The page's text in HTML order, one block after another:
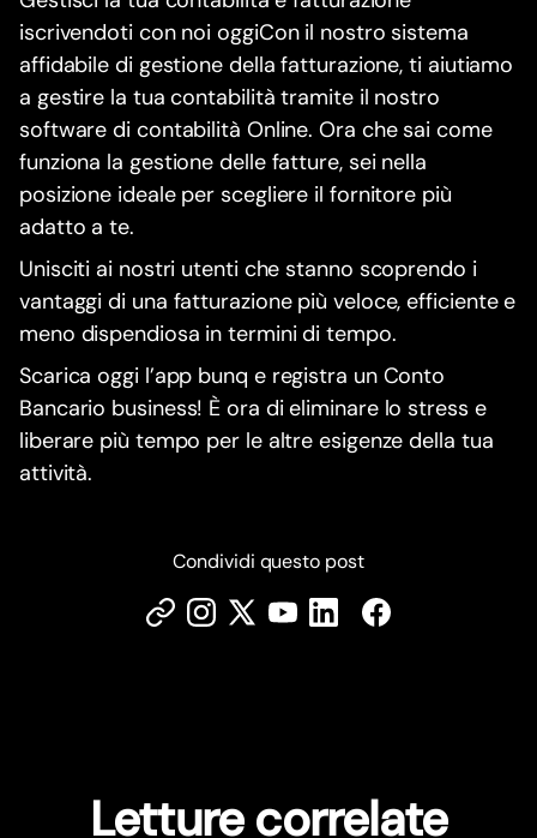
iscrivendoti con noi oggiCon il nostro sistema
affidabile di gestione della fatturazione, ti aiutiamo
a gestire la tua contabilità tramite il nostro
software di contabilità Online. Ora che sai come
funziona la gestione delle fatture, sei nella
posizione ideale per scegliere il fornitore più
adatto a te.
Unisciti ai nostri utenti che stanno scoprendo i
vantaggi di una fatturazione più veloce, efficiente e
meno dispendiosa in termini di tempo.
Scarica oggi l’app bunq e registra un Conto
Bancario business! È ora di eliminare lo stress e
liberare più tempo per le altre esigenze della tua
attività.
Condividi questo post
Letture correlate